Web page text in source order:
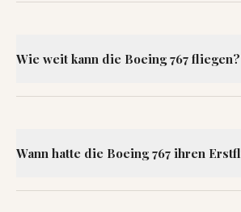
Wie weit kann die Boeing 767 fliegen?
Wann hatte die Boeing 767 ihren